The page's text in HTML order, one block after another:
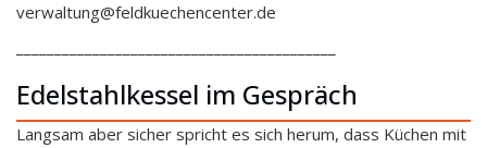
verwaltung@feldkuechencenter.de
Edelstahlkessel im Gespräch
Langsam aber sicher spricht es sich herum, dass Küchen mit